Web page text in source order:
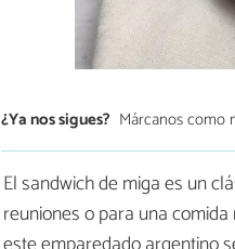
¿Ya nos sigues? Márcanos como
El sandwich de miga es un
reuniones o para una